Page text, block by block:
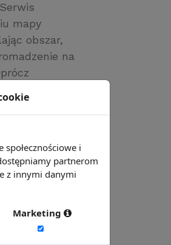
mapy
obszar,
na
i
partnerom
z innymi danymi
Marketing